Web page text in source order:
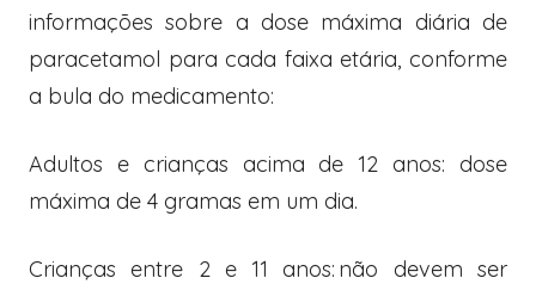
informações sobre a dose máxima diária de
paracetamol para cada faixa etária, conforme
a bula do medicamento:
Adultos e crianças acima de 12 anos: dose
máxima de 4 gramas em um dia.
Crianças entre 2 e 11 anos: não devem ser